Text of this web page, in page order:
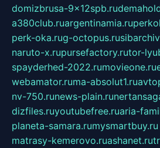
domizbrusa-9x12spb.ru
a380club.ruargentinamia.ru
perk-oka.rug-octopus.ru
naruto-x.rupursefactory.rutor-
spayderhed-2022.rumovieone.ru
webamator.ruma-absolut1.ru
nv-750.runews-plain.ru
dizfiles.ruyoutubefree.ruaria-
planeta-samara.rumysmartbuy.ru
matrasy-kemerovo.ruashanet.ru